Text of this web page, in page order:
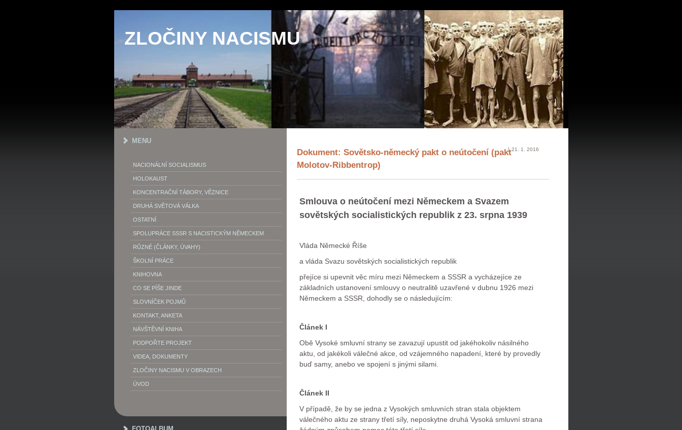
ZLOČINY NACISMU
Dokument: Sovětsko-německý pakt o neútočení (pakt
Molotov-Ribbentrop)
21. 1. 2016
Smlouva o neútočení mezi Německem a Svazem
sovětských socialistických republik z 23. srpna 1939
Vláda Německé Říše
a vláda Svazu sovětských socialistických republik
přejíce si upevnit věc míru mezi Německem a SSSR a vycházejíce ze
základních ustanovení smlouvy o neutralitě uzavřené v dubnu 1926 mezi
Německem a SSSR, dohodly se o následujícím:
Článek I
Obě Vysoké smluvní strany se zavazují upustit od jakéhokoliv násilného
aktu, od jakékoli válečné akce, od vzájemného napadení, které by provedly
buď samy, anebo ve spojení s jinými silami.
Článek II
V případě, že by se jedna z Vysokých smluvních stran stala objektem
válečného aktu ze strany třetí síly, neposkytne druhá Vysoká smluvní strana
MENU
NACIONÁLNÍ SOCIALISMUS
HOLOKAUST
KONCENTRAČNÍ TÁBORY, VĚZNICE
DRUHÁ SVĚTOVÁ VÁLKA
OSTATNÍ
SPOLUPRÁCE SSSR S NACISTICKÝM NĚMECKEM
RŮZNÉ (ČLÁNKY, ÚVAHY)
ŠKOLNÍ PRÁCE
KNIHOVNA
CO SE PÍŠE JINDE
SLOVNÍČEK POJMŮ
KONTAKT, ANKETA
NÁVŠTĚVNÍ KNIHA
PODPOŘTE PROJEKT
VIDEA, DOKUMENTY
ZLOČINY NACISMU V OBRAZECH
ÚVOD